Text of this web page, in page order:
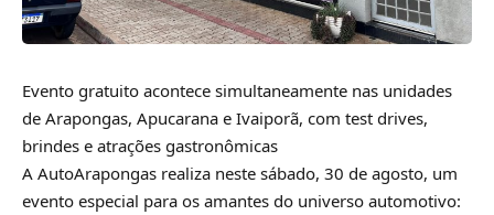
Evento gratuito acontece simultaneamente nas unidades
de Arapongas, Apucarana e Ivaiporã, com test drives,
brindes e atrações gastronômicas
A AutoArapongas realiza neste sábado, 30 de agosto, um
evento especial para os amantes do universo automotivo: